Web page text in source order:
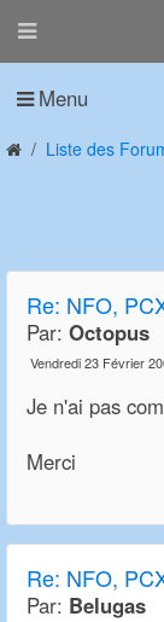
Menu
Liste des
Re: NFO,
Par: Octopus
Vendredi 23 Février
Je n'ai pas
Merci
Re: NFO,
Par: Belugas